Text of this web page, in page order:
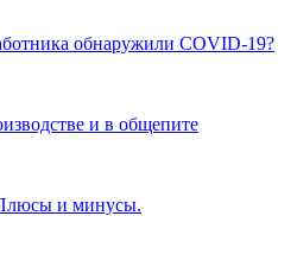
обнаружили COVID-19?
и в общепите
и минусы.